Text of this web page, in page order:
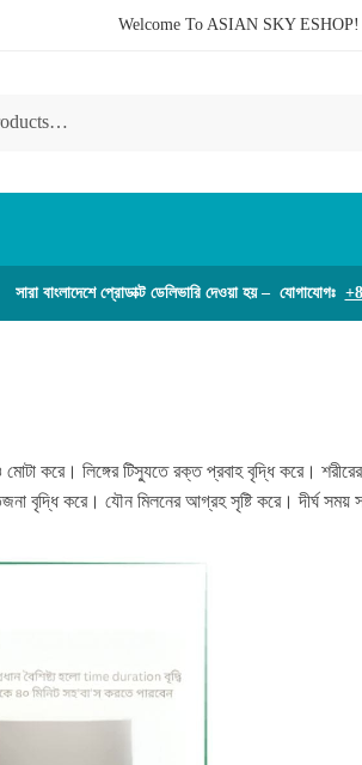
Welcome To ASIAN SKY ESHOP!
সারা বাংলাদেশে প্রোডাক্ট ডেলিভারি দেওয়া হয় – যোগাযোগঃ
করে। লিঙ্গের টিস্যুতে রক্ত প্রবাহ বৃদ্ধি করে।
করে। যৌন মিলনের আগ্রহ সৃষ্টি করে। দীর্ঘ সময়